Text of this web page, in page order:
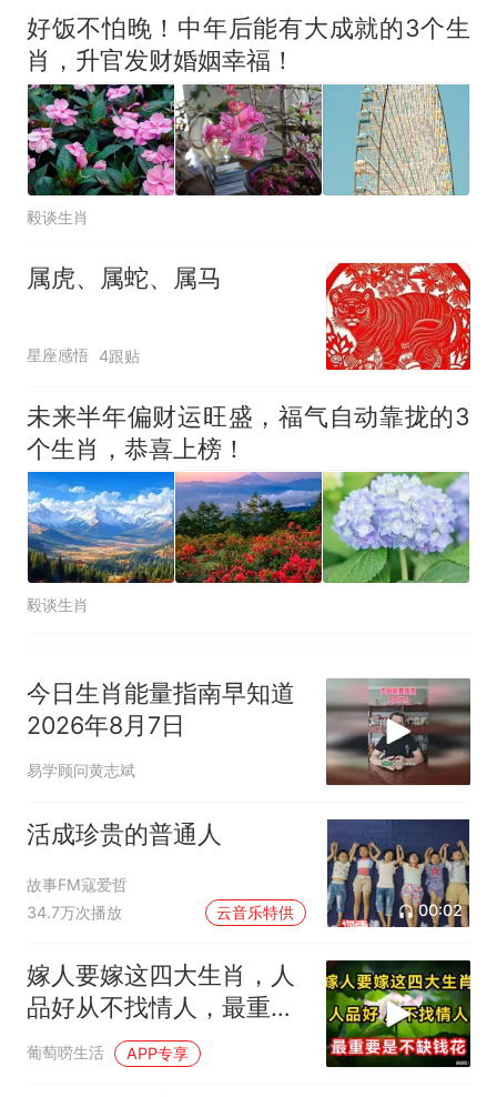
核查
母瘫痪 轰-6J实力有多强？
“不建议大家买深色蛋糕”上热
搜，网友：天塌了！
热 十多万人报名的考试，成绩
全部作废，公平么？
好饭不怕晚！中年后能有大成就的3个生
肖，升官发财婚姻幸福！
毅谈生肖
属虎、属蛇、属马
星座感悟 4跟贴
未来半年偏财运旺盛，福气自动靠拢的3
个生肖，恭喜上榜！
毅谈生肖
今日生肖能量指南早知道
2026年8月7日
易学顾问黄志斌
活成珍贵的普通人
故事FM寇爱哲
34.7万次播放
云音乐特供 00:02
嫁人要嫁这四大生肖，人
品好从不找情人，最重要
是不缺钱花
葡萄唠生活 APP专享